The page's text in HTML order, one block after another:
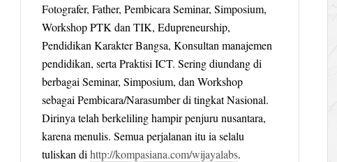
Fotografer, Father, Pembicara Seminar, Simposium,
Workshop PTK dan TIK, Edupreneurship,
Pendidikan Karakter Bangsa, Konsultan manajemen
pendidikan, serta Praktisi ICT. Sering diundang di
berbagai Seminar, Simposium, dan Workshop
sebagai Pembicara/Narasumber di tingkat Nasional.
Dirinya telah berkeliling hampir penjuru nusantara,
karena menulis. Semua perjalanan itu ia selalu
tuliskan di http://kompasiana.com/wijayalabs.